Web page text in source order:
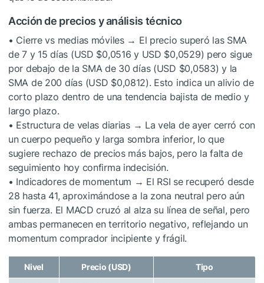
Acción de precios y análisis técnico
• Cierre vs medias móviles → El precio superó las SMA
de 7 y 15 días (USD $0,0516 y USD $0,0529) pero sigue
por debajo de la SMA de 30 días (USD $0,0583) y la
SMA de 200 días (USD $0,0812). Esto indica un alivio de
corto plazo dentro de una tendencia bajista de medio y
largo plazo.
• Estructura de velas diarias → La vela de ayer cerró con
un cuerpo pequeño y larga sombra inferior, lo que
sugiere rechazo de precios más bajos, pero la falta de
seguimiento hoy confirma indecisión.
• Indicadores de momentum → El RSI se recuperó desde
28 hasta 41, aproximándose a la zona neutral pero aún
sin fuerza. El MACD cruzó al alza su línea de señal, pero
ambas permanecen en territorio negativo, reflejando un
momentum comprador incipiente y frágil.
Nivel Precio (USD) Tipo